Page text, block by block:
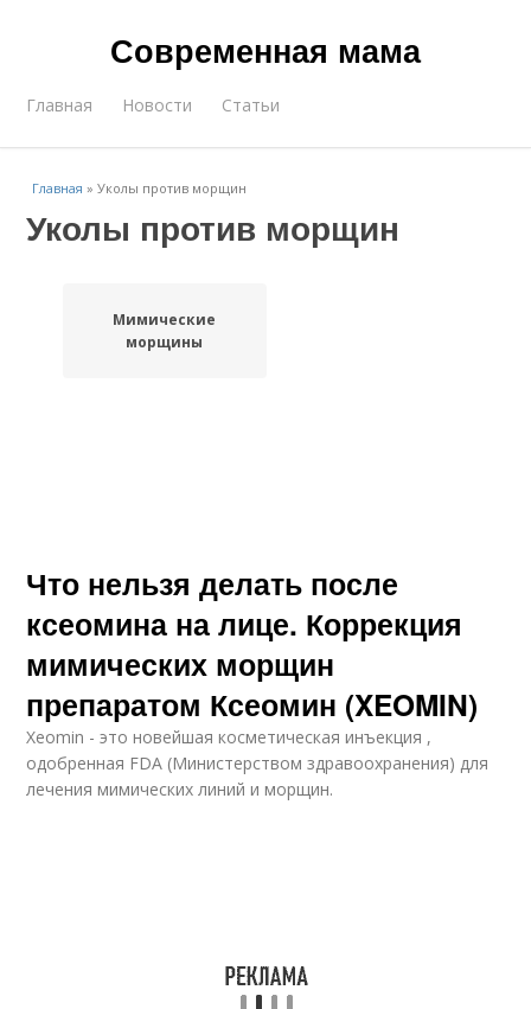
Современная мама
Главная Новости Статьи
Главная »Уколы против морщин
Уколы против морщин
Мимические
морщины
Что нельзя делать после
ксеомина на лице. Коррекция
мимических морщин
препаратом Ксеомин (XEOMIN)
Xeomin - это новейшая косметическая инъекция ,
одобренная FDA (Министерством здравоохранения) для
лечения мимических линий и морщин.